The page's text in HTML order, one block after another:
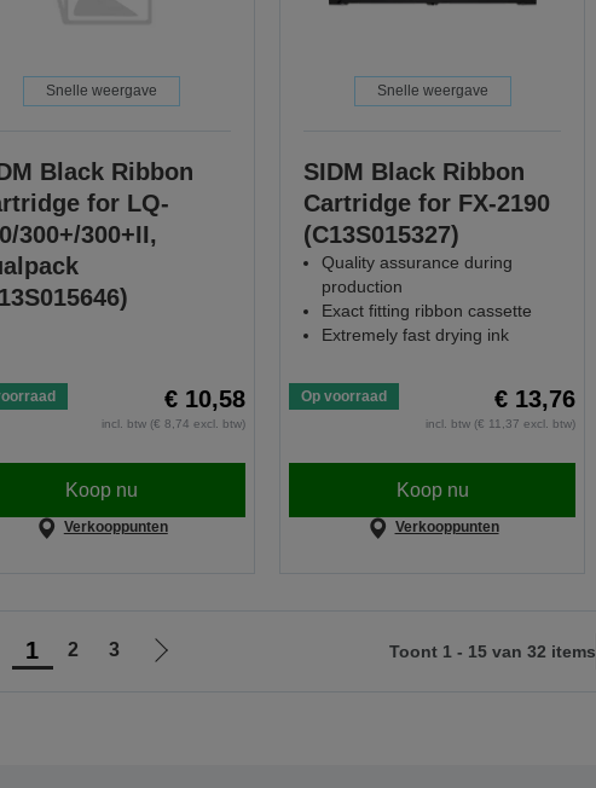
Snelle weergave
Black Ribbon
for LQ-
300+/300+II,
€ 10,58
incl. btw (€ 8,74 excl. btw)
Koop nu
Verkooppunten
Snelle weergave
SIDM Black Ribbon
Cartridge for FX-2190
(C13S015327)
Quality assurance during
production
Exact fitting ribbon cassette
Extremely fast drying ink
Op voorraad € 13,76
incl. btw (€ 11,37 excl. btw)
Koop nu
Verkooppunten
1 2 3
Ga
Toont 1 - 15 van 32 items